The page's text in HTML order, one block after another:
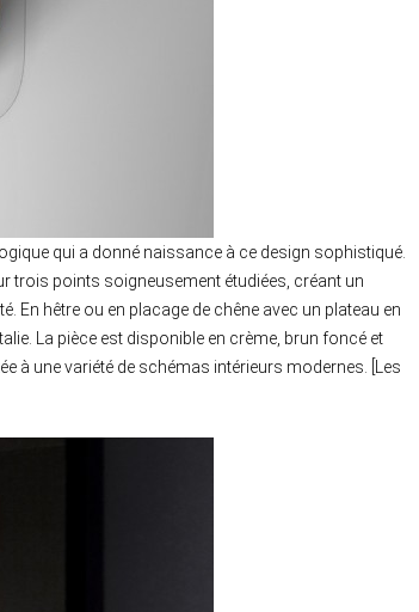
qui a donné naissance à ce design sophistiqué.
trois points soigneusement étudiées, créant un
En hêtre ou en placage de chêne avec un plateau en
La pièce est disponible en crème, brun foncé et
à une variété de schémas intérieurs modernes. [Les